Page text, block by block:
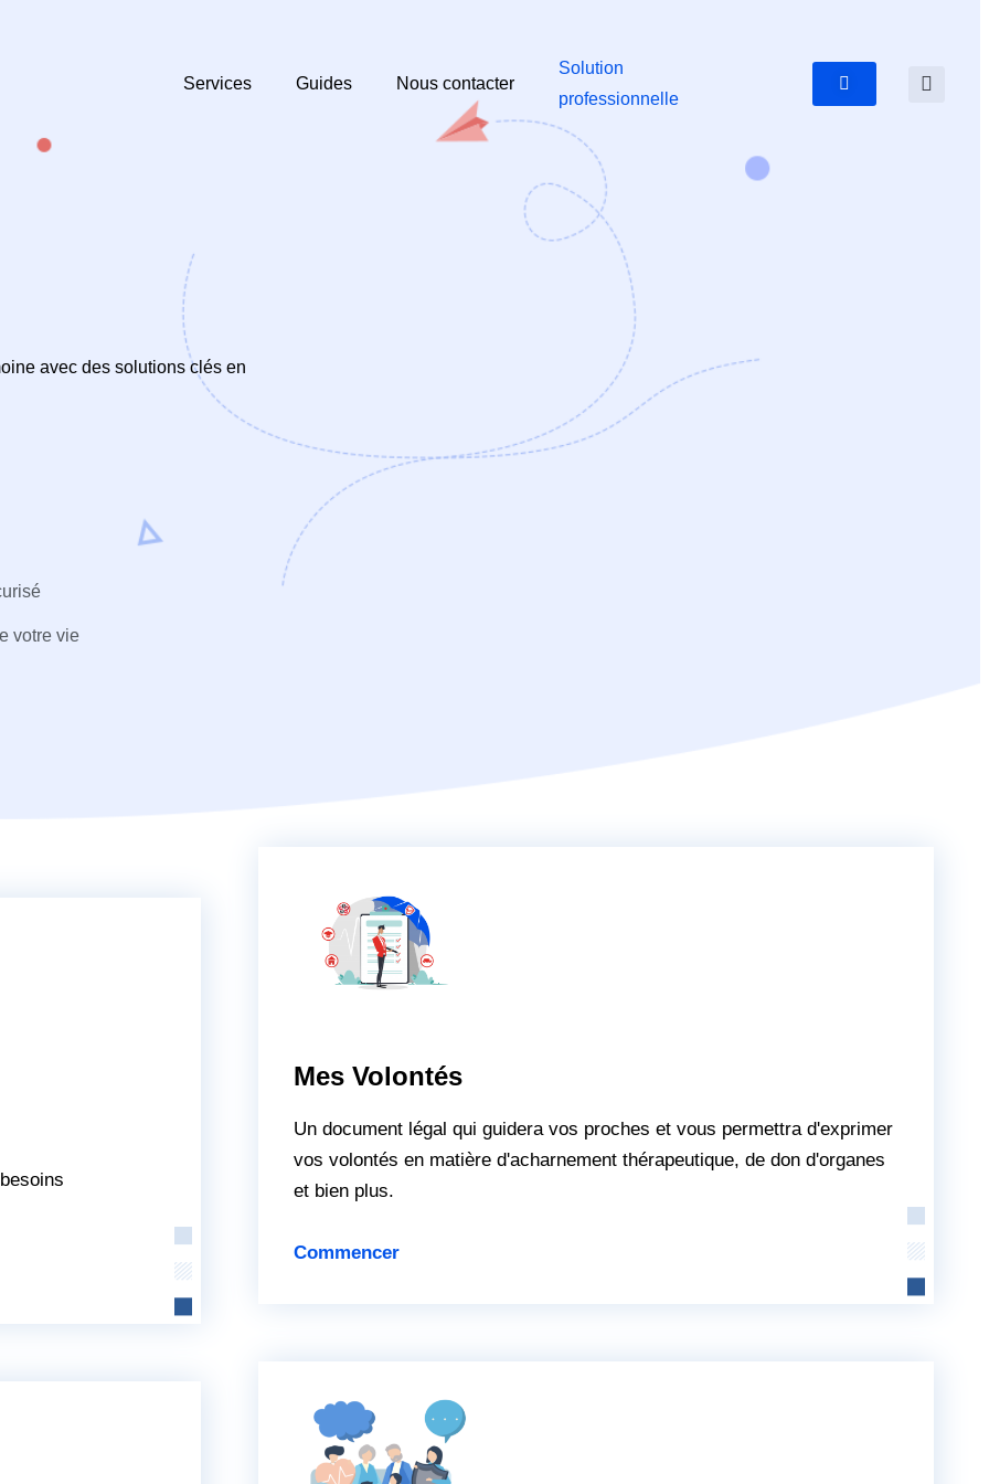
Services Guides Nous contacter
Solution
professionnelle
avec des solutions clés en
votre vie
Mes Volontés
Un document légal qui guidera vos proches et vous permettra d'exprimer
vos volontés en matière d'acharnement thérapeutique, de don d'organes
et bien plus.
Commencer